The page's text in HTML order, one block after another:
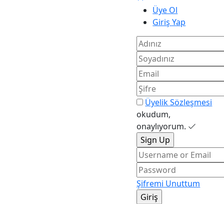
Üye Ol
Giriş Yap
Üyelik Sözleşmesi
okudum,
onaylıyorum.
Şifremi Unuttum